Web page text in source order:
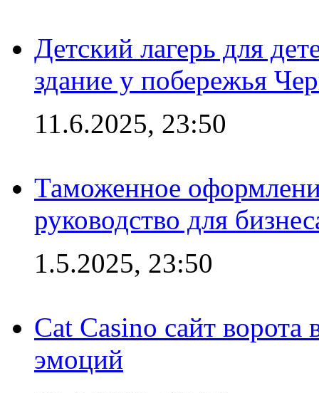
Детский лагерь для
здание у побережья
11.6.2025, 23:50
Таможенное
руководство для
1.5.2025, 23:50
Cat Casino сайт
эмоций